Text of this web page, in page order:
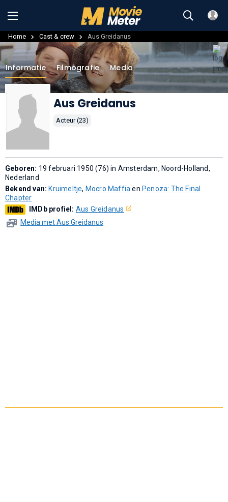
Home Cast & crew Aus Greidanus
Informatie Filmografie Media
Aus Greidanus
Acteur (23)
Geboren: 19 februari 1950 (76) in Amsterdam, Noord-Holland,
Nederland
Bekend van: Kruimeltje, Mocro Maffiaen Penoza: The Final
Chapter
IMDb profiel: Aus Greidanus
Media met Aus Greidanus